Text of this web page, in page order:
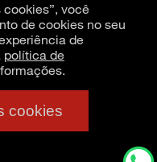
você
de cookies no seu
de
política de
cookies